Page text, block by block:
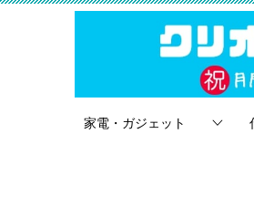
家電・ガジェット